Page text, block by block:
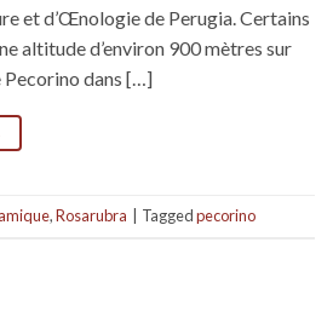
et d’Œnologie de Perugia. Certains
altitude d’environ 900 mètres sur
Pecorino dans […]
,Rosarubra Taggedpecorino